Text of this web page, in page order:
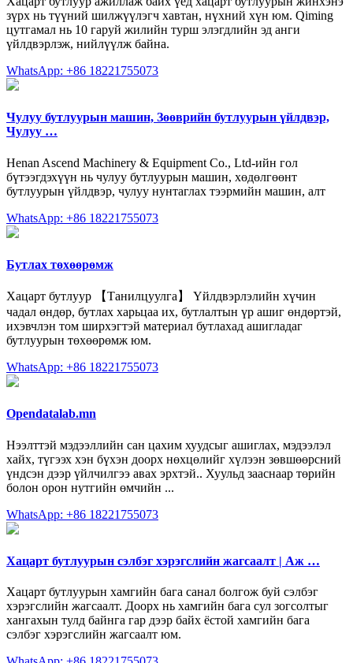
зүрх нь түүний шилжүүлэгч хавтан, нүхний хүн юм. Qiming
цутгамал нь 10 гаруй жилийн турш элэгдлийн эд анги
үйлдвэрлэж, нийлүүлж байна.
WhatsApp: +86 18221755073
Чулуу бутлуурын машин, Зөөврийн бутлуурын үйлдвэр,
Чулуу …
Henan Ascend Machinery & Equipment Co., Ltd-ийн гол
бүтээгдэхүүн нь чулуу бутлуурын машин, хөдөлгөөнт
бутлуурын үйлдвэр, чулуу нунтаглах тээрмийн машин, алт
WhatsApp: +86 18221755073
Бутлах төхөөрөмж
Хацарт бутлуур 【Танилцуулга】 Үйлдвэрлэлийн хүчин
чадал өндөр, бутлах харьцаа их, бутлалтын үр ашиг өндөртэй,
ихэвчлэн том ширхэгтэй материал бутлахад ашигладаг
бутлуурын төхөөрөмж юм.
WhatsApp: +86 18221755073
Opendatalab.mn
Нээлттэй мэдээллийн сан цахим хуудсыг ашиглах, мэдээлэл
хайх, түгээх хэн бүхэн доорх нөхцөлийг хүлээн зөвшөөрсний
үндсэн дээр үйлчилгээ авах эрхтэй.. Хуульд зааснаар төрийн
болон орон нутгийн өмчийн ...
WhatsApp: +86 18221755073
Хацарт бутлуурын сэлбэг хэрэгслийн жагсаалт | Аж …
Хацарт бутлуурын хамгийн бага санал болгож буй сэлбэг
хэрэгслийн жагсаалт. Доорх нь хамгийн бага сул зогсолтыг
хангахын тулд байнга гар дээр байх ёстой хамгийн бага
сэлбэг хэрэгслийн жагсаалт юм.